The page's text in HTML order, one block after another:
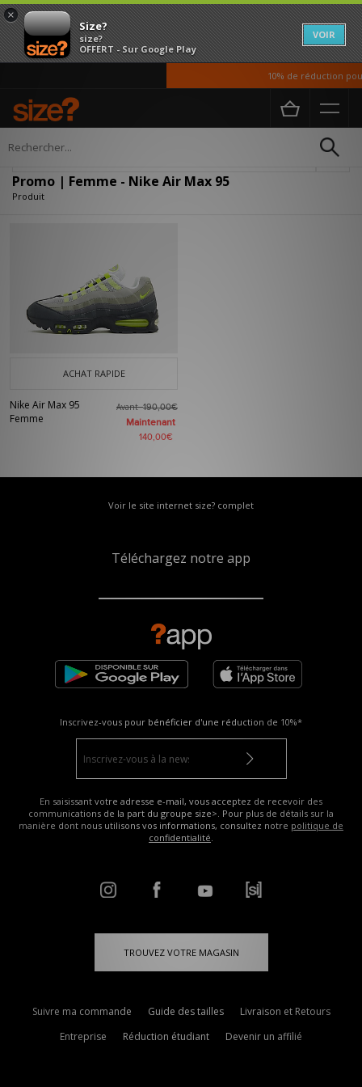
×
Size?
size?
OFFERT - Sur Google Play
VOIR
10% de réduction
Accueil Femme
Promo | Femme - Nike Air Max 95
Produit
ACHAT RAPIDE
Nike Air Max 95
Femme
Avant190,00€
Maintenant
140,00€
Voir le site internet size? complet
Téléchargez notre app
Inscrivez-vous pour bénéficier d'une réduction de 10%*
En saisissant votre adresse e-mail, vous acceptez de recevoir des
communications de la part du groupe size>. Pour plus de détails sur la
manière dont nous utilisons vos informations, consultez notre politique de
confidentialité.
TROUVEZ VOTRE MAGASIN
Suivre ma commande Guide des tailles
Livraison et Retours
Entreprise
Réduction étudiant Devenir un affilié